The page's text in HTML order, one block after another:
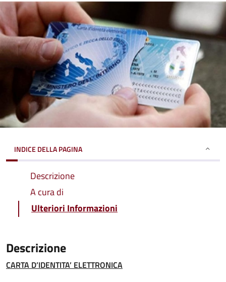
INDICE DELLA PAGINA
Descrizione
A cura di
Ulteriori Informazioni
Descrizione
CARTA D’IDENTITA’ ELETTRONICA